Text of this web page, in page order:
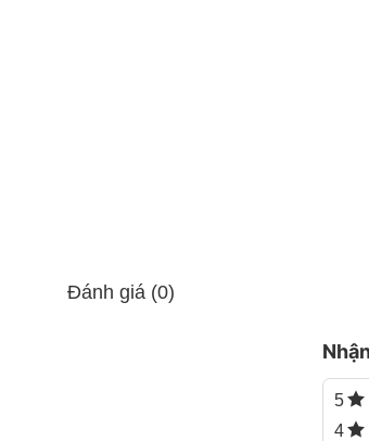
Chuông báo động chống trộm gắn
– Chuông báo chống trộm gồm 2
– Chuông báo chống trộm nhỏ gọn,
Đánh giá (0)
5
4